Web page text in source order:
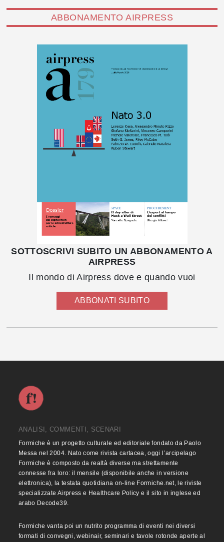
ABBONAMENTO AIRPRESS
SOTTOSCRIVI SUBITO UN ABBONAMENTO A
AIRPRESS
Il mondo di Airpress dove e quando vuoi
ABBONATI SUBITO
ANALISI, COMMENTI, SCENARI
Formiche è un progetto culturale ed editoriale fondato da Paolo
Messa nel 2004. Nato come rivista cartacea, oggi l’arcipelago
Formiche è composto da realtà diverse ma strettamente
connesse fra loro: il mensile (disponibile anche in versione
elettronica), la testata quotidiana on-line Formiche.net, le riviste
specializzate Airpress e Healthcare Policy e il sito in inglese ed
arabo Decode39.
Formiche vanta poi un nutrito programma di eventi nei diversi
formati di convegni, webinair, seminari e tavole rotonde aperte al